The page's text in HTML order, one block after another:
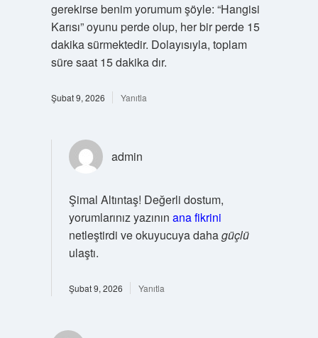
gerekirse benim yorumum şöyle: “Hangisi
Karısı” oyunu perde olup, her bir perde 15
dakika sürmektedir. Dolayısıyla, toplam
süre saat 15 dakika dır.
Şubat 9, 2026 Yanıtla
admin
Şimal Altıntaş! Değerli dostum,
yorumlarınız yazının ana fikrini
netleştirdi ve okuyucuya dahagüçlü
ulaştı.
Şubat 9, 2026 Yanıtla